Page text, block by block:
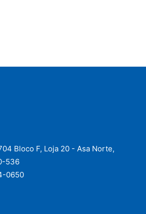
Bloco F, Loja 20 - Asa Norte,
536
0650